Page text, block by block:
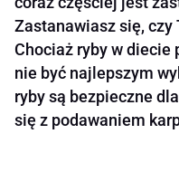
Zastanawiasz się, czy
Chociaż ryby w diecie
nie być najlepszym
ryby są bezpieczne
się z podawaniem